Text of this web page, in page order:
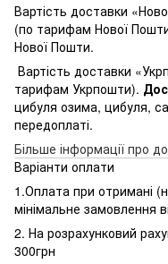
Вартість доставки
(по тарифам Нової
Нової Пошти.
Вартість доставки
тарифам Укрпошти).
цибуля озима, цибуля,
передоплаті.
Більше інформації про
Варіанти оплати
1.Оплата при отримані
мінімальне замовлення
2. На розрахунковий
300грн